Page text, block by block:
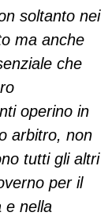
soltanto nei
ma anche
che
operino in
arbitro, non
tutti gli altri
per il
e nella